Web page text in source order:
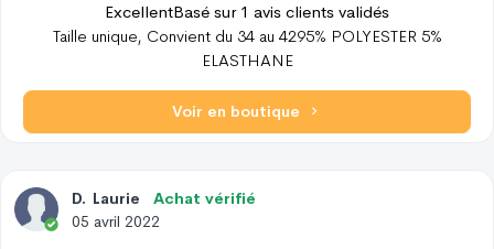
ExcellentBasé sur 1 avis clients validés
Taille unique, Convient du 34 au 4295% POLYESTER 5%
ELASTHANE
Voir en boutique
D. Laurie
Achat vérifié
05 avril 2022